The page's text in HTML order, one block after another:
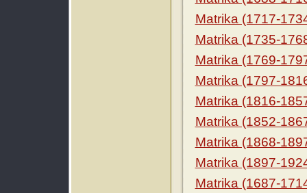
Matrika (1717-
Matrika (1735-
Matrika (1769-
Matrika (1797-
Matrika (1816-
Matrika (1852-
Matrika (1868-
Matrika (1897-
Matrika (1687-